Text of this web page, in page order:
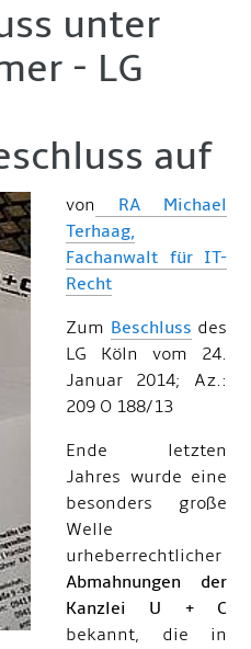
unter
- LG
auf
von
RA Michael
Terhaag,
Fachanwalt für IT-
Recht
Zum Beschluss des
LG Köln vom 24.
Januar 2014; Az.:
209 O 188/13
Ende letzten
Jahres wurde eine
besonders große
Welle
urheberrechtlicher
Abmahnungen der
Kanzlei U + C
bekannt, die in